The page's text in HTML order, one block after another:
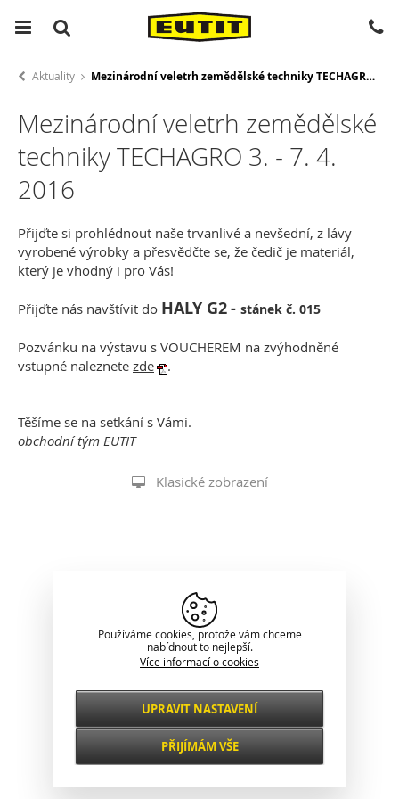
Aktuality Mezinárodní veletrh zemědělské techniky TECHAGRO 3. - 7. 4. 2016
Mezinárodní veletrh zemědělské
techniky TECHAGRO 3. - 7. 4.
2016
Přijďte si prohlédnout naše trvanlivé a nevšední, z lávy
vyrobené výrobky a přesvědčte se, že čedič je materiál,
který je vhodný i pro Vás!
Přijďte nás navštívit do HALY G2- stánek č. 015
Pozvánku na výstavu s VOUCHEREM na zvýhodněné
vstupné naleznete zde .
Těšíme se na setkání s Vámi.
obchodní tým EUTIT
Klasické zobrazení
Používáme cookies, protože vám chceme
nabídnout to nejlepší.
Více informací o cookies
Nezbytné
VŽDY AKTIVNÍ
Funkční a
UPRAVIT NASTAVENÍ
PŘIJÍMÁM VŠE